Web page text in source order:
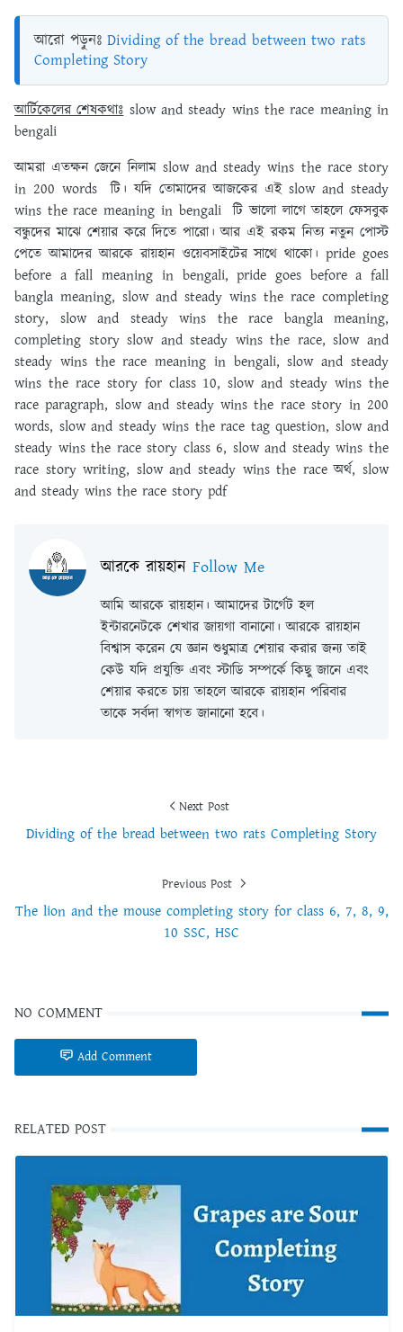
আরো পড়ুনঃ Dividing of the bread between two rats
Completing Story
আর্টিকেলের শেষকথাঃ slow and steady wins the race meaning in
bengali
আমরা এতক্ষন জেনে নিলাম slow and steady wins the race story
in 200 words টি। যদি তোমাদের আজকের এই slow and steady
wins the race meaning in bengali টি ভালো লাগে তাহলে ফেসবুক
বন্ধুদের মাঝে শেয়ার করে দিতে পারো। আর এই রকম নিত্য নতুন পোস্ট
পেতে আমাদের আরকে রায়হান ওয়েবসাইটের সাথে থাকো। pride goes
before a fall meaning in bengali, pride goes before a fall
bangla meaning, slow and steady wins the race completing
story, slow and steady wins the race bangla meaning,
completing story slow and steady wins the race, slow and
steady wins the race meaning in bengali, slow and steady
wins the race story for class 10, slow and steady wins the
race paragraph, slow and steady wins the race story in 200
words, slow and steady wins the race tag question, slow and
steady wins the race story class 6, slow and steady wins the
race story writing, slow and steady wins the race অর্থ, slow
and steady wins the race story pdf
আরকে রায়হান Follow Me
আমি আরকে রায়হান। আমাদের টার্গেট হল
ইন্টারনেটকে শেখার জায়গা বানানো। আরকে রায়হান
বিশ্বাস করেন যে জ্ঞান শুধুমাত্র শেয়ার করার জন্য তাই
কেউ যদি প্রযুক্তি এবং স্টাডি সম্পর্কে কিছু জানে এবং
শেয়ার করতে চায় তাহলে আরকে রায়হান পরিবার
তাকে সর্বদা স্বাগত জানানো হবে।
Next Post
Dividing of the bread between two rats Completing Story
Previous Post
The lion and the mouse completing story for class 6, 7, 8, 9,
10 SSC, HSC
NO COMMENT
Add Comment
RELATED POST